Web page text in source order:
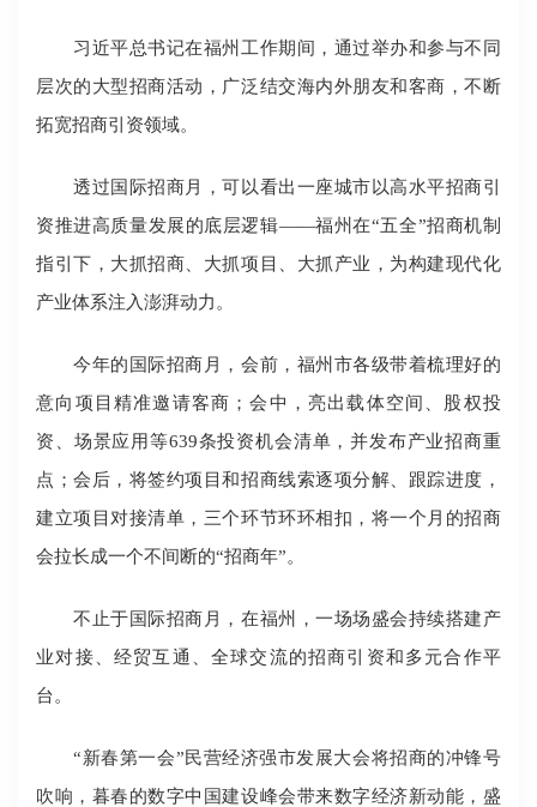
习近平总书记在福州工作期间，通过举办和参与不同
层次的大型招商活动，广泛结交海内外朋友和客商，不断
拓宽招商引资领域。
透过国际招商月，可以看出一座城市以高水平招商引
资推进高质量发展的底层逻辑——福州在“五全”招商机制
指引下，大抓招商、大抓项目、大抓产业，为构建现代化
产业体系注入澎湃动力。
今年的国际招商月，会前，福州市各级带着梳理好的
意向项目精准邀请客商；会中，亮出载体空间、股权投
资、场景应用等639条投资机会清单，并发布产业招商重
点；会后，将签约项目和招商线索逐项分解、跟踪进度，
建立项目对接清单，三个环节环环相扣，将一个月的招商
会拉长成一个不间断的“招商年”。
不止于国际招商月，在福州，一场场盛会持续搭建产
业对接、经贸互通、全球交流的招商引资和多元合作平
台。
“新春第一会”民营经济强市发展大会将招商的冲锋号
吹响，暮春的数字中国建设峰会带来数字经济新动能，盛